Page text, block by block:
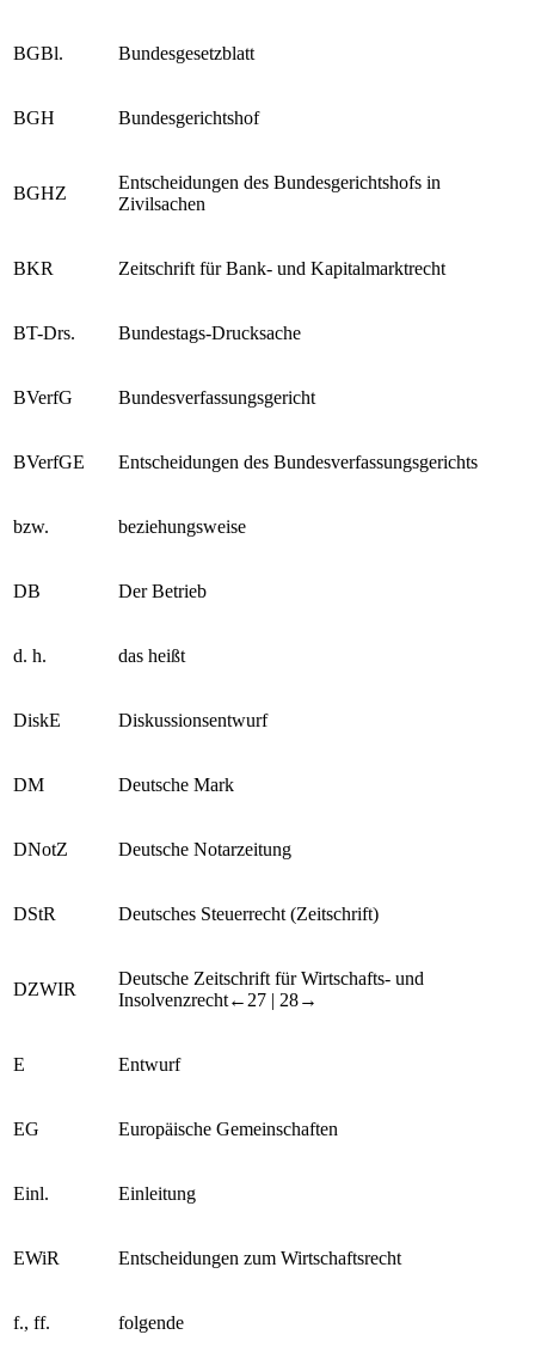
BGBl. Bundesgesetzblatt
BGH Bundesgerichtshof
BGHZ
Entscheidungen des Bundesgerichtshofs in
Zivilsachen
BKR Zeitschrift für Bank- und Kapitalmarktrecht
BT-Drs. Bundestags-Drucksache
BVerfG Bundesverfassungsgericht
BVerfGE Entscheidungen des Bundesverfassungsgerichts
bzw. beziehungsweise
DB Der Betrieb
d. h. das heißt
DiskE Diskussionsentwurf
DM Deutsche Mark
DNotZ Deutsche Notarzeitung
DStR Deutsches Steuerrecht (Zeitschrift)
DZWIR
Deutsche Zeitschrift für Wirtschafts- und
Insolvenzrecht←27 | 28→
E Entwurf
EG Europäische Gemeinschaften
Einl. Einleitung
EWiR Entscheidungen zum Wirtschaftsrecht
f., ff. folgende